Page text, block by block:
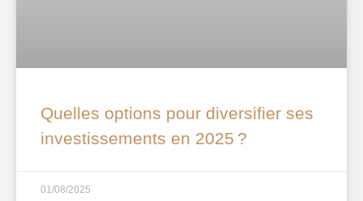
Quelles options pour diversifier ses
investissements en 2025 ?
01/08/2025